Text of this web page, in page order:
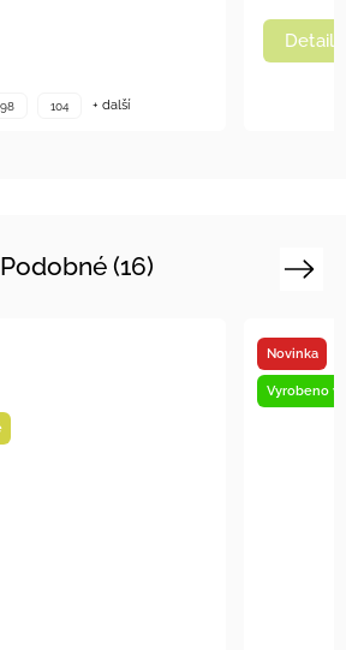
+ další
Podobné (16) Next